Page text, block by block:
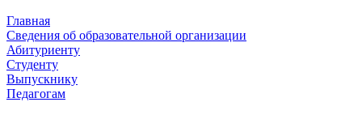
Главная
Сведения об образовательной организации
Абитуриенту
Студенту
Выпускнику
Педагогам